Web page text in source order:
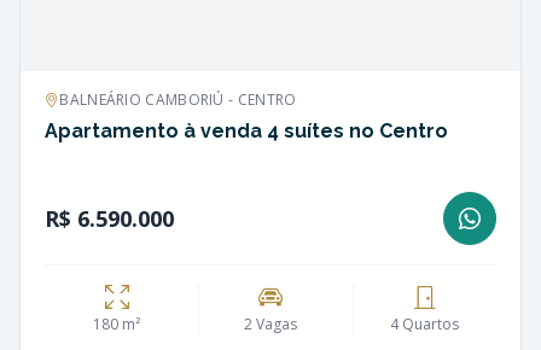
BALNEÁRIO CAMBORIÚ - CENTRO
Apartamento à venda 4 suítes no Centro
R$ 6.590.000
180 m² 2 Vagas 4 Quartos